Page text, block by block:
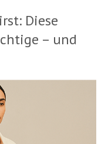
Diese
– und